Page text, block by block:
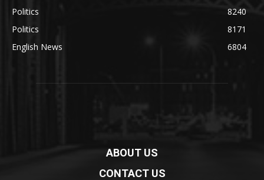
Politics
8240
Politics
8171
English News
6804
ABOUT US
CONTACT US